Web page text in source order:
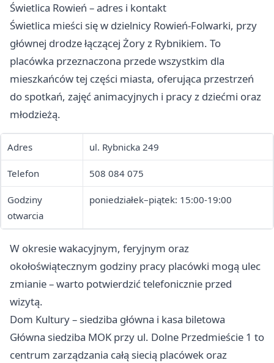
Świetlica Rowień – adres i kontakt
Świetlica mieści się w dzielnicy Rowień-Folwarki, przy
głównej drodze łączącej Żory z Rybnikiem. To
placówka przeznaczona przede wszystkim dla
mieszkańców tej części miasta, oferująca przestrzeń
do spotkań, zajęć animacyjnych i pracy z dziećmi oraz
młodzieżą.
Adres ul. Rybnicka 249
Telefon 508 084 075
Godziny
otwarcia
poniedziałek–piątek: 15:00-19:00
W okresie wakacyjnym, feryjnym oraz
okołoświątecznym godziny pracy placówki mogą ulec
zmianie – warto potwierdzić telefonicznie przed
wizytą.
Dom Kultury – siedziba główna i kasa biletowa
Główna siedziba MOK przy ul. Dolne Przedmieście 1 to
centrum zarządzania całą siecią placówek oraz